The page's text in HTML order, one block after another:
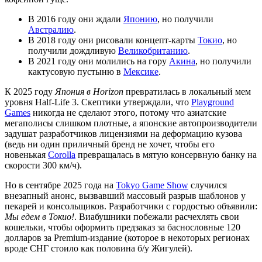
В 2016 году они ждали Японию, но получили
Австралию.
В 2018 году они рисовали концепт-карты Токио, но
получили дождливую Великобританию.
В 2021 году они молились на гору Акина, но получили
кактусовую пустыню в Мексике.
К 2025 году Япония в Horizon превратилась в локальный мем
уровня Half-Life 3. Скептики утверждали, что Playground
Games никогда не сделают этого, потому что азиатские
мегаполисы слишком плотные, а японские автопроизводители
задушат разработчиков лицензиями на деформацию кузова
(ведь ни один приличный бренд не хочет, чтобы его
новенькая Corolla превращалась в мятую консервную банку на
скорости 300 км/ч).
Но в сентябре 2025 года на Tokyo Game Show случился
внезапный анонс, вызвавший массовый разрыв шаблонов у
пекарей и консольщиков. Разработчики с гордостью объявили:
Мы едем в Токио!. Виабушники побежали расчехлять свои
кошельки, чтобы оформить предзаказ за баснословные 120
долларов за Premium-издание (которое в некоторых регионах
вроде СНГ стоило как половина б/у Жигулей).